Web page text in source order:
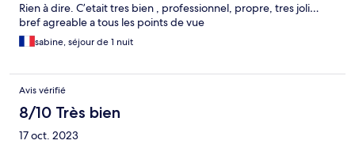
Rien à dire. C’etait tres bien , professionnel, propre, tres joli…
bref agreable a tous les points de vue
sabine, séjour de 1 nuit
Avis vérifié
8/10 Très bien
17 oct. 2023